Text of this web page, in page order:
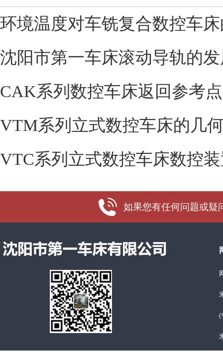
环境温度对车铣复合数控车
沈阳市第一车床滚动导轨的
CAK系列数控车床返回参考
VTM系列立式数控车床的几
VTC系列立式数控车床数控
如果您有任何问题或疑
(